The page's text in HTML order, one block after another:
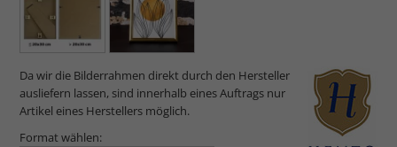
Da wir die Bilderrahmen direkt durch den Hersteller
ausliefern lassen, sind innerhalb eines Auftrags nur
Artikel eines Herstellers möglich.
Format wählen: